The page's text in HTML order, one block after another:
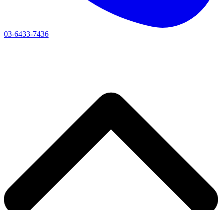
03-6433-7436